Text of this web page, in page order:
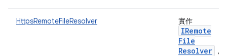
HttpsRemoteFileResolver 實作
IRemote
File
Resolver
，